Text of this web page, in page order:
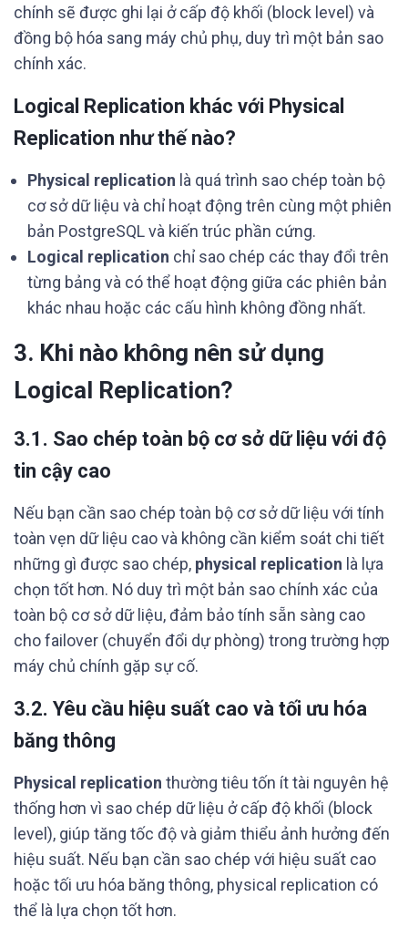
chính sẽ được ghi lại ở cấp độ khối (block level) và
đồng bộ hóa sang máy chủ phụ, duy trì một bản sao
chính xác.
Logical Replication khác với Physical
Replication như thế nào?
Physical replication là quá trình sao chép toàn bộ
cơ sở dữ liệu và chỉ hoạt động trên cùng một phiên
bản PostgreSQL và kiến trúc phần cứng.
Logical replication chỉ sao chép các thay đổi trên
từng bảng và có thể hoạt động giữa các phiên bản
khác nhau hoặc các cấu hình không đồng nhất.
3. Khi nào không nên sử dụng
Logical Replication?
3.1. Sao chép toàn bộ cơ sở dữ liệu với độ
tin cậy cao
Nếu bạn cần sao chép toàn bộ cơ sở dữ liệu với tính
toàn vẹn dữ liệu cao và không cần kiểm soát chi tiết
những gì được sao chép, physical replication là lựa
chọn tốt hơn. Nó duy trì một bản sao chính xác của
toàn bộ cơ sở dữ liệu, đảm bảo tính sẵn sàng cao
cho failover (chuyển đổi dự phòng) trong trường hợp
máy chủ chính gặp sự cố.
3.2. Yêu cầu hiệu suất cao và tối ưu hóa
băng thông
Physical replication thường tiêu tốn ít tài nguyên hệ
thống hơn vì sao chép dữ liệu ở cấp độ khối (block
level), giúp tăng tốc độ và giảm thiểu ảnh hưởng đến
hiệu suất. Nếu bạn cần sao chép với hiệu suất cao
hoặc tối ưu hóa băng thông, physical replication có
thể là lựa chọn tốt hơn.